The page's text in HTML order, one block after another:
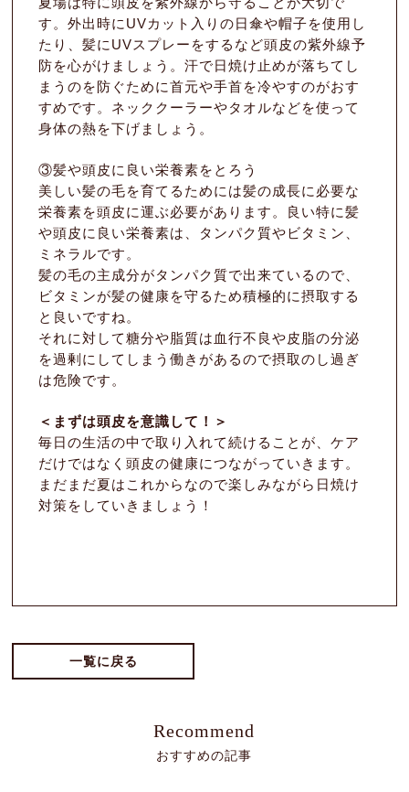
す。外出時にUVカット入りの日傘や帽子を使用し
たり、髪にUVスプレーをするなど頭皮の紫外線予
防を心がけましょう。汗で日焼け止めが落ちてし
まうのを防ぐために首元や手首を冷やすのがおす
すめです。ネッククーラーやタオルなどを使って
身体の熱を下げましょう。
③髪や頭皮に良い栄養素をとろう
美しい髪の毛を育てるためには髪の成長に必要な
栄養素を頭皮に運ぶ必要があります。良い特に髪
や頭皮に良い栄養素は、タンパク質やビタミン、
ミネラルです。
髪の毛の主成分がタンパク質で出来ているので、
ビタミンが髪の健康を守るため積極的に摂取する
と良いですね。
それに対して糖分や脂質は血行不良や皮脂の分泌
を過剰にしてしまう働きがあるので摂取のし過ぎ
は危険です。
＜まずは頭皮を意識して！＞
毎日の生活の中で取り入れて続けることが、ケア
だけではなく頭皮の健康につながっていきます。
まだまだ夏はこれからなので楽しみながら日焼け
対策をしていきましょう！
一覧に戻る
Recommend
おすすめの記事